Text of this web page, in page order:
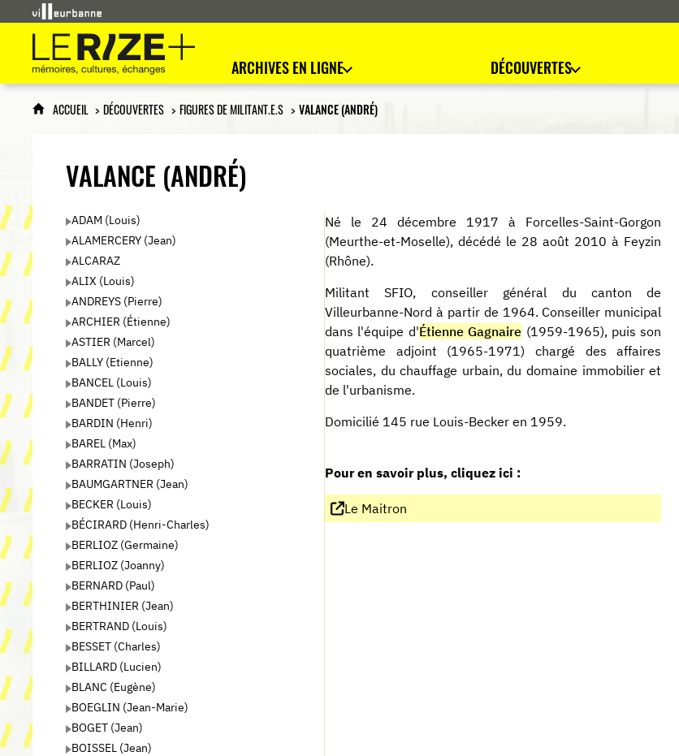
Le Rize+
mémoires, cultures, échanges
ARCHIVES EN LIGNE DÉCOUVERTES
ACCUEIL DÉCOUVERTES FIGURES DE MILITANT.E.S VALANCE (ANDRÉ)
VALANCE (ANDRÉ)
Né le 24 décembre 1917 à Forcelles-Saint-Gorgon
(Meurthe-et-Moselle), décédé le 28 août 2010 à Feyzin
(Rhône).
Militant SFIO, conseiller général du canton de
Villeurbanne-Nord à partir de 1964. Conseiller municipal
dans l'équipe d'Étienne Gagnaire (1959-1965), puis son
quatrième adjoint (1965-1971) chargé des affaires
sociales, du chauffage urbain, du domaine immobilier et
de l'urbanisme.
Domicilié 145 rue Louis-Becker en 1959.
Pour en savoir plus, cliquez ici :
Le Maitron
ADAM (Louis)
ALAMERCERY (Jean)
ALCARAZ
ALIX (Louis)
ANDREYS (Pierre)
ARCHIER (Étienne)
ASTIER (Marcel)
BALLY (Etienne)
BANCEL (Louis)
BANDET (Pierre)
BARDIN (Henri)
BAREL (Max)
BARRATIN (Joseph)
BAUMGARTNER (Jean)
BECKER (Louis)
BÉCIRARD (Henri-Charles)
BERLIOZ (Germaine)
BERLIOZ (Joanny)
BERNARD (Paul)
BERTHINIER (Jean)
BERTRAND (Louis)
BESSET (Charles)
BILLARD (Lucien)
BLANC (Eugène)
BOEGLIN (Jean-Marie)
BOGET (Jean)
BOISSEL (Jean)